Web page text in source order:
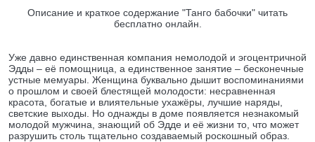
Описание и краткое содержание "Танго бабочки" читать
бесплатно онлайн.
Уже давно единственная компания немолодой и эгоцентричной
Эдды – её помощница, а единственное занятие – бесконечные
устные мемуары. Женщина буквально дышит воспоминаниями
о прошлом и своей блестящей молодости: несравненная
красота, богатые и влиятельные ухажёры, лучшие наряды,
светские выходы. Но однажды в доме появляется незнакомый
молодой мужчина, знающий об Эдде и её жизни то, что может
разрушить столь тщательно создаваемый роскошный образ.